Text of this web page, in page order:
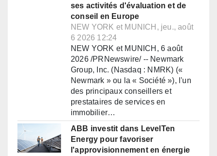
ses activités d'évaluation et de
conseil en Europe
NEW YORK et MUNICH, jeu., août
6 2026 12:24
NEW YORK et MUNICH, 6 août
2026 /PRNewswire/ -- Newmark
Group, Inc. (Nasdaq : NMRK) («
Newmark » ou la « Société »), l'un
des principaux conseillers et
prestataires de services en
immobilier…
ABB investit dans LevelTen
Energy pour favoriser
l'approvisionnement en énergie